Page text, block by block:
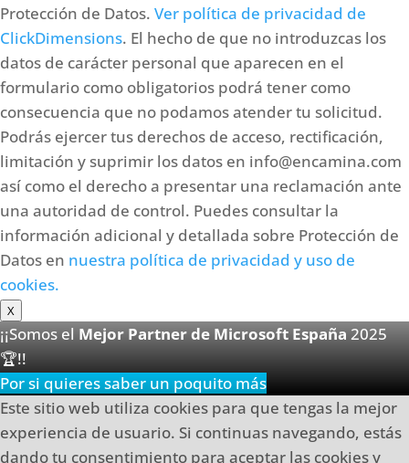
Protección de Datos. Ver política de privacidad de
ClickDimensions. El hecho de que no introduzcas los
datos de carácter personal que aparecen en el
formulario como obligatorios podrá tener como
consecuencia que no podamos atender tu solicitud.
Podrás ejercer tus derechos de acceso, rectificación,
limitación y suprimir los datos en info@encamina.com
así como el derecho a presentar una reclamación ante
una autoridad de control. Puedes consultar la
información adicional y detallada sobre Protección de
Datos en nuestra política de privacidad y uso de
cookies.
X
¡¡Somos el Mejor Partner de Microsoft España 2025
🏆!!
Por si quieres saber un poquito más
Este sitio web utiliza cookies para que tengas la mejor
experiencia de usuario. Si continuas navegando, estás
dando tu consentimiento para aceptar las cookies y